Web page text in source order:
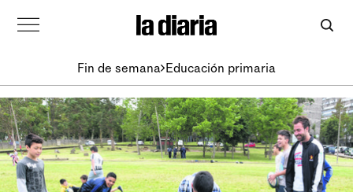
Fin de semana Educación primaria